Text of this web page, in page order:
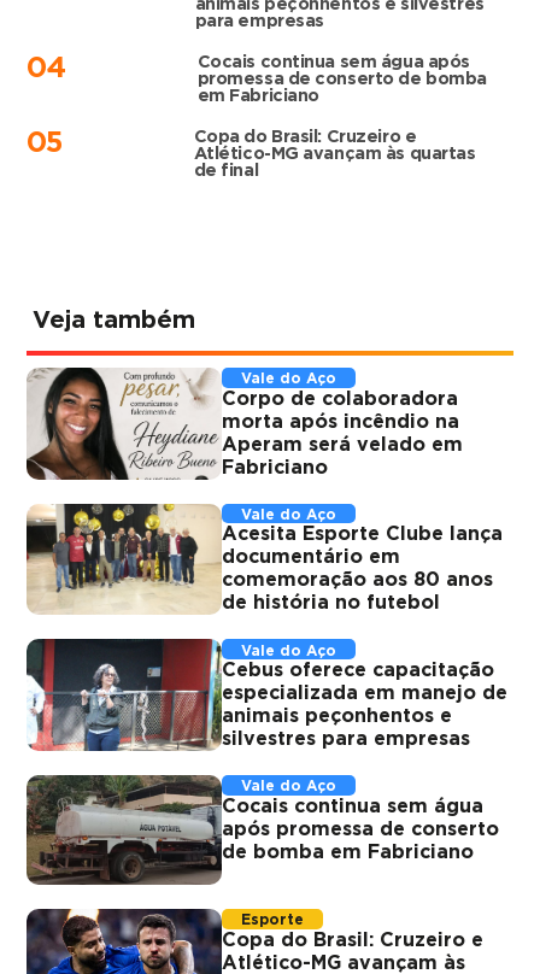
animais peçonhentos e silvestres
para empresas
04
Cocais continua sem água após
promessa de conserto de bomba
em Fabriciano
05
Copa do Brasil: Cruzeiro e
Atlético-MG avançam às quartas
de final
Veja também
Vale do Aço
Corpo de colaboradora
morta após incêndio na
Aperam será velado em
Fabriciano
Vale do Aço
Acesita Esporte Clube lança
documentário em
comemoração aos 80 anos
de história no futebol
Vale do Aço
Cebus oferece capacitação
especializada em manejo de
animais peçonhentos e
silvestres para empresas
Vale do Aço
Cocais continua sem água
após promessa de conserto
de bomba em Fabriciano
Esporte
Copa do Brasil: Cruzeiro e
Atlético-MG avançam às